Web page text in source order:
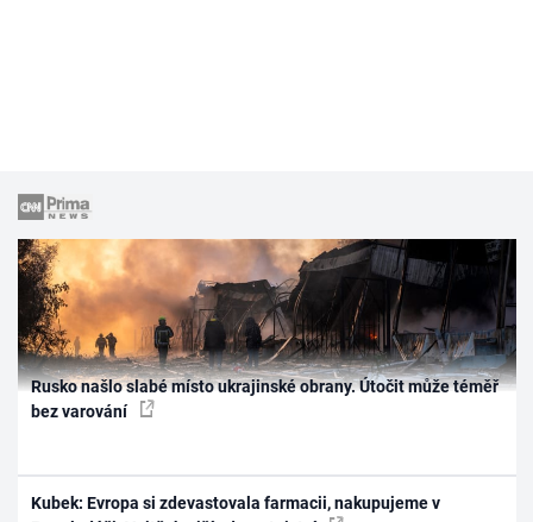
Rusko našlo slabé místo ukrajinské obrany. Útočit může téměř
bez varování
Kubek: Evropa si zdevastovala farmacii, nakupujeme v